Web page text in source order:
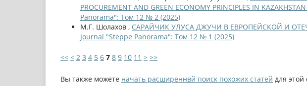
PROCUREMENT AND GREEN ECONOMY PRINCIPLES IN
Panorama": Том 12 № 2 (2025)
М.Г. Шолахов , САРАЙЧИК УЛУСА ДЖУЧИ В ЕВРОПЕЙСКОЙ И
Journal "Steppe Panorama": Том 12 № 1 (2025)
<< < 2 3 4 5 6 7 8 9 10 11 > >>
Вы также можете начать расширеннвй поиск похожих статей для этой